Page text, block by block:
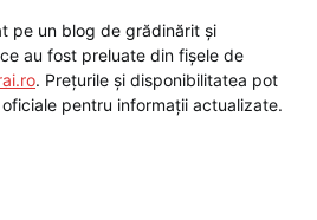
pe un blog de grădinărit și
au fost preluate din fișele de
. Prețurile și disponibilitatea pot
pentru informații actualizate.